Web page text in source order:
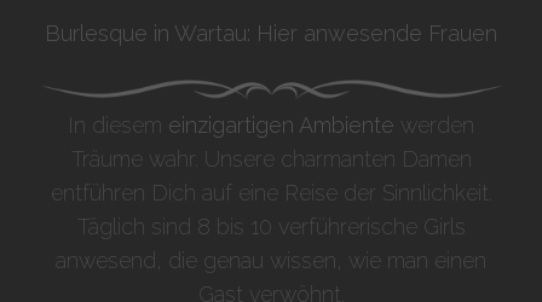
Burlesque in Wartau: Hier anwesende Frauen
In diesem einzigartigen Ambiente werden
Träume wahr. Unsere charmanten Damen
entführen Dich auf eine Reise der Sinnlichkeit.
Täglich sind 8 bis 10 verführerische Girls
anwesend, die genau wissen, wie man einen
Gast verwöhnt.